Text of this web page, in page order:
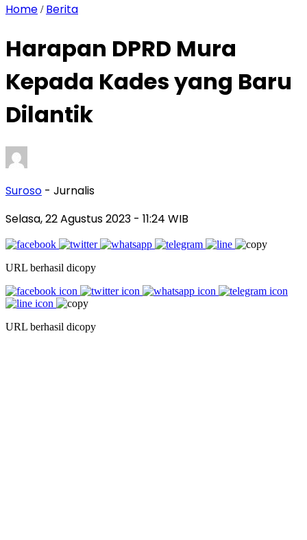
Home / Berita
Harapan DPRD Mura
Kepada Kades yang Baru
Dilantik
Suroso - Jurnalis
Selasa, 22 Agustus 2023 - 11:24 WIB
URL berhasil dicopy
URL berhasil dicopy